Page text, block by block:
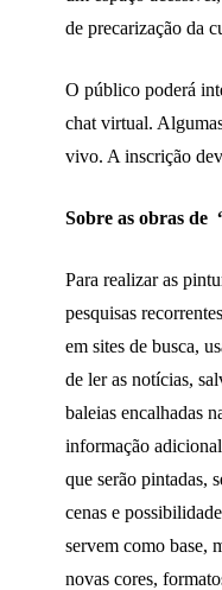
de precarização da
O público poderá
chat virtual.
vivo. A inscrição
Sobre as obras de
Para realizar as
pesquisas
em sites de busca,
de ler as notícias,
baleias encalhadas
informação
que serão pintadas,
cenas e
servem como base,
novas cores,